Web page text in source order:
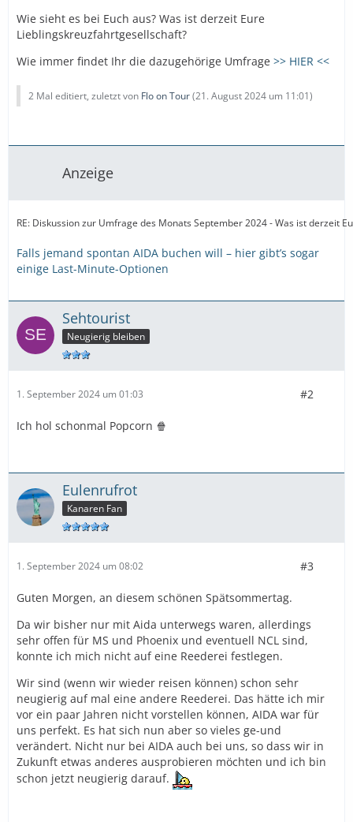
Wie sieht es bei Euch aus? Was ist derzeit Eure
Lieblingskreuzfahrtgesellschaft?
Wie immer findet Ihr die dazugehörige Umfrage >> HIER <<
2 Mal editiert, zuletzt von Flo on Tour(21. August 2024 um 11:01)
Anzeige
RE: Diskussion zur Umfrage des Monats September 2024 - Was ist derzeit
Falls jemand spontan AIDA buchen will – hier gibt’s sogar
einige Last-Minute-Optionen
Sehtourist
Neugierig bleiben
1. September 2024 um 01:03 #2
Ich hol schonmal Popcorn 🍿
Eulenrufrot
Kanaren Fan
1. September 2024 um 08:02 #3
Guten Morgen, an diesem schönen Spätsommertag.
Da wir bisher nur mit Aida unterwegs waren, allerdings
sehr offen für MS und Phoenix und eventuell NCL sind,
konnte ich mich nicht auf eine Reederei festlegen.
Wir sind (wenn wir wieder reisen können) schon sehr
neugierig auf mal eine andere Reederei. Das hätte ich mir
vor ein paar Jahren nicht vorstellen können, AIDA war für
uns perfekt. Es hat sich nun aber so vieles ge-und
verändert. Nicht nur bei AIDA auch bei uns, so dass wir in
Zukunft etwas anderes ausprobieren möchten und ich bin
schon jetzt neugierig darauf.